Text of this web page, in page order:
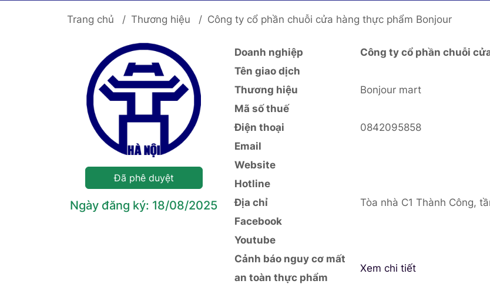
Trang chủ Thương hiệu Công ty cổ phần chuỗi cửa hàng thực phẩm Bonjour
Đã phê duyệt
Ngày đăng ký: 18/08/2025
Doanh nghiệp
Công ty cổ phần chuỗi
Tên giao dịch
Thương hiệu
Bonjour mart
Mã số thuế
Điện thoại
0842095858
Email
Website
Hotline
Địa chỉ
Tòa nhà C1 Thành Công,
Facebook
Youtube
Cảnh báo nguy cơ mất
an toàn thực phẩm
Xem chi tiết